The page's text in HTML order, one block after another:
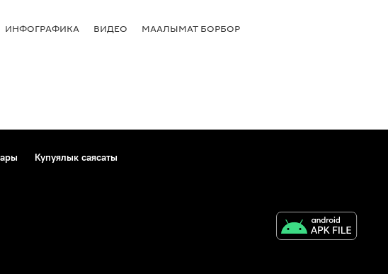
ИНФОГРАФИКА ВИДЕО МААЛЫМАТ БОРБОР
Купуялык саясаты